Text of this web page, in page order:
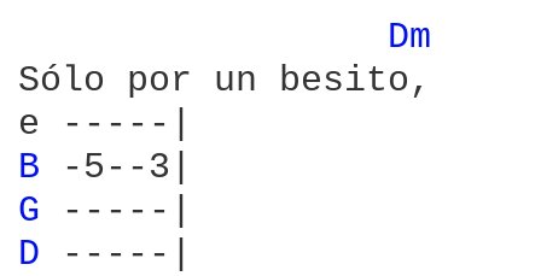
Dm
Sólo por un besito,
B
G
D